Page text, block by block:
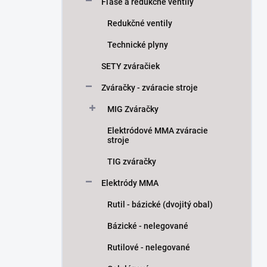
Redukčné ventily
Technické plyny
SETY zváračiek
Zváračky - zváracie stroje
MIG Zváračky
Elektródové MMA zváracie
stroje
TIG zváračky
Elektródy MMA
Rutil - bázické (dvojitý obal)
Bázické - nelegované
Rutilové - nelegované